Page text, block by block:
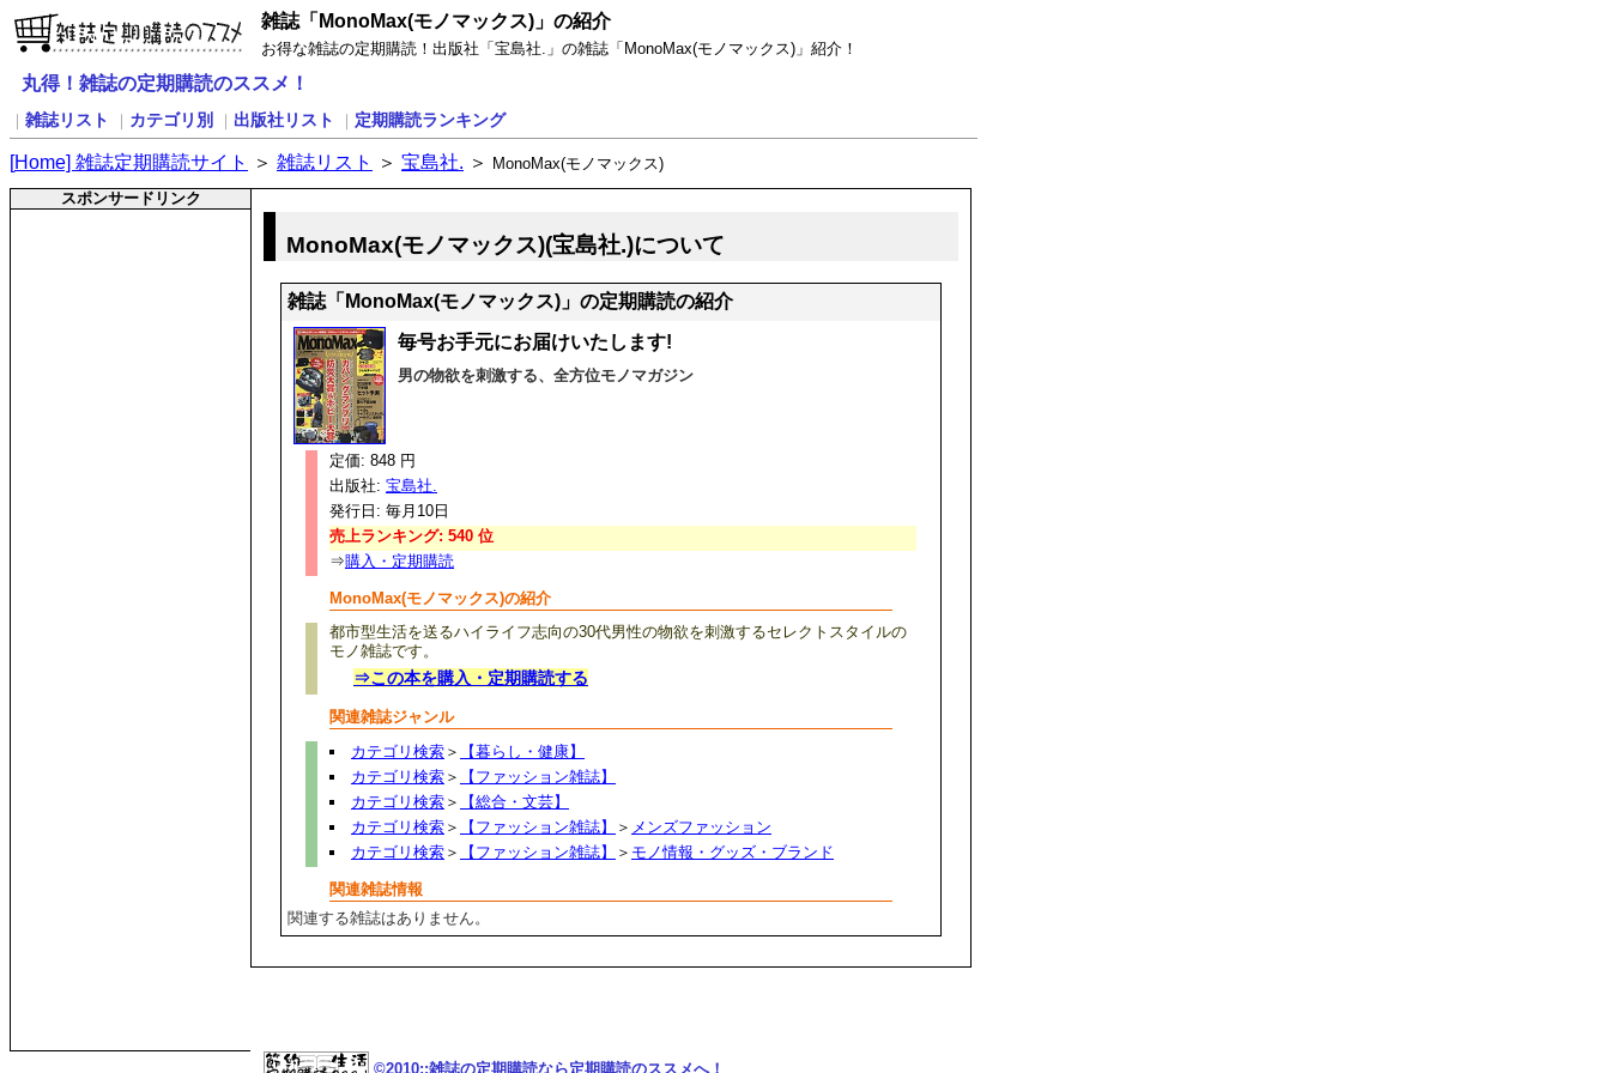
雑誌「MonoMax(モノマックス)」の紹介
お得な雑誌の定期購読！出版社「宝島社.」の雑誌「MonoMax(モノマックス)」紹介！
丸得！雑誌の定期購読のススメ！
雑誌リスト カテゴリ別 出版社リスト 定期購読ランキング
[Home] 雑誌定期購読サイト ＞ 雑誌リスト ＞ 宝島社. ＞
MonoMax(モノマックス)
スポンサードリンク
MonoMax(モノマックス)(宝島社.)について
雑誌「MonoMax(モノマックス)」の定期購読の紹介
毎号お手元にお届けいたします!
男の物欲を刺激する、全方位モノマガジン
定価: 848 円
出版社: 宝島社.
発行日: 毎月10日
売上ランキング: 540 位
⇒購入・定期購読
MonoMax(モノマックス)の紹介
都市型生活を送るハイライフ志向の30代男性の物欲を刺激するセレクトスタイルの
モノ雑誌です。
⇒この本を購入・定期購読する
関連雑誌ジャンル
カテゴリ検索 ＞
【暮らし・健康】
カテゴリ検索 ＞
【ファッション雑誌】
カテゴリ検索 ＞
【総合・文芸】
カテゴリ検索 ＞ 【ファッション雑誌】 ＞ メンズファッション
カテゴリ検索 ＞ 【ファッション雑誌】 ＞ モノ情報・グッズ・ブランド
関連雑誌情報
関連する雑誌はありません。
©2010::雑誌の定期購読なら定期購読のススメへ！